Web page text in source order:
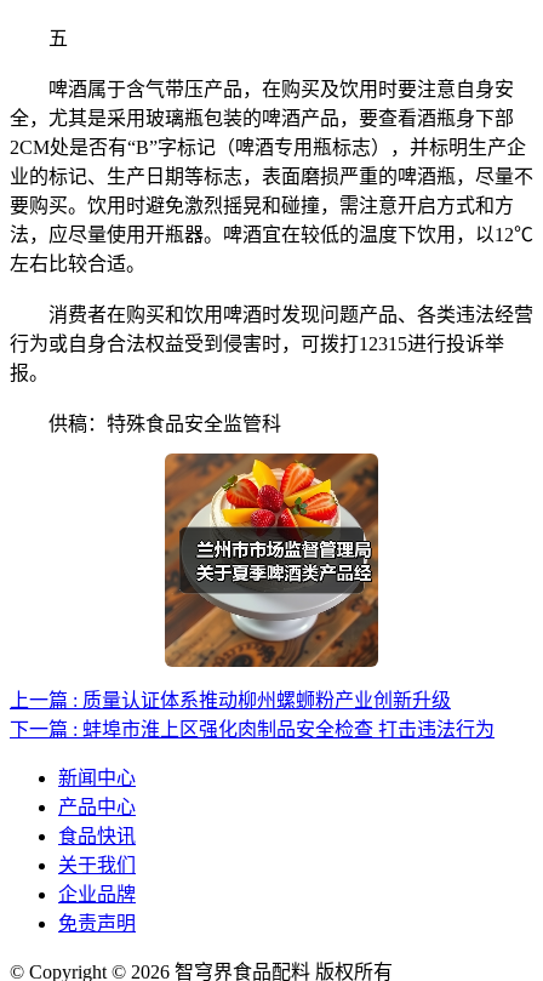
五
啤酒属于含气带压产品，在购买及饮用时要注意自身安
全，尤其是采用玻璃瓶包装的啤酒产品，要查看酒瓶身下部
2CM处是否有“B”字标记（啤酒专用瓶标志），并标明生产企
业的标记、生产日期等标志，表面磨损严重的啤酒瓶，尽量不
要购买。饮用时避免激烈摇晃和碰撞，需注意开启方式和方
法，应尽量使用开瓶器。啤酒宜在较低的温度下饮用，以12℃
左右比较合适。
消费者在购买和饮用啤酒时发现问题产品、各类违法经营
行为或自身合法权益受到侵害时，可拨打12315进行投诉举
报。
供稿：特殊食品安全监管科
上一篇 : 质量认证体系推动柳州螺蛳粉产业创新升级
下一篇 : 蚌埠市淮上区强化肉制品安全检查 打击违法行为
新闻中心
产品中心
食品快讯
关于我们
企业品牌
免责声明
© Copyright © 2026 智穹界食品配料 版权所有